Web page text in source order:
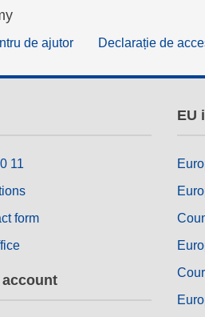
de ajutor Declarație de
11
form
EU